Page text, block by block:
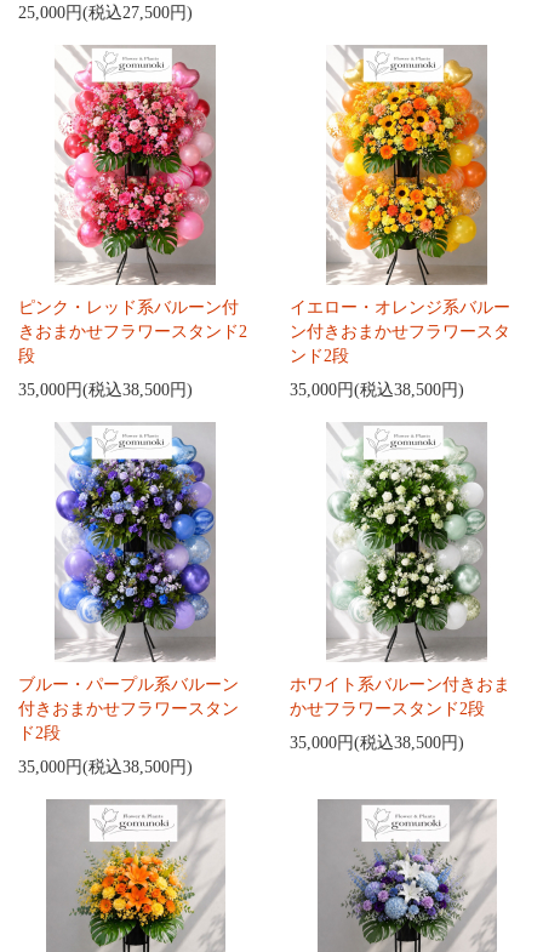
25,000円(税込27,500円)
ピンク・レッド系バルーン付
きおまかせフラワースタンド2
段
35,000円(税込38,500円)
イエロー・オレンジ系バルー
ン付きおまかせフラワースタ
ンド2段
35,000円(税込38,500円)
ブルー・パープル系バルーン
付きおまかせフラワースタン
ド2段
35,000円(税込38,500円)
ホワイト系バルーン付きおま
かせフラワースタンド2段
35,000円(税込38,500円)